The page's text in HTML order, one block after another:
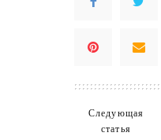
Следующая
статья